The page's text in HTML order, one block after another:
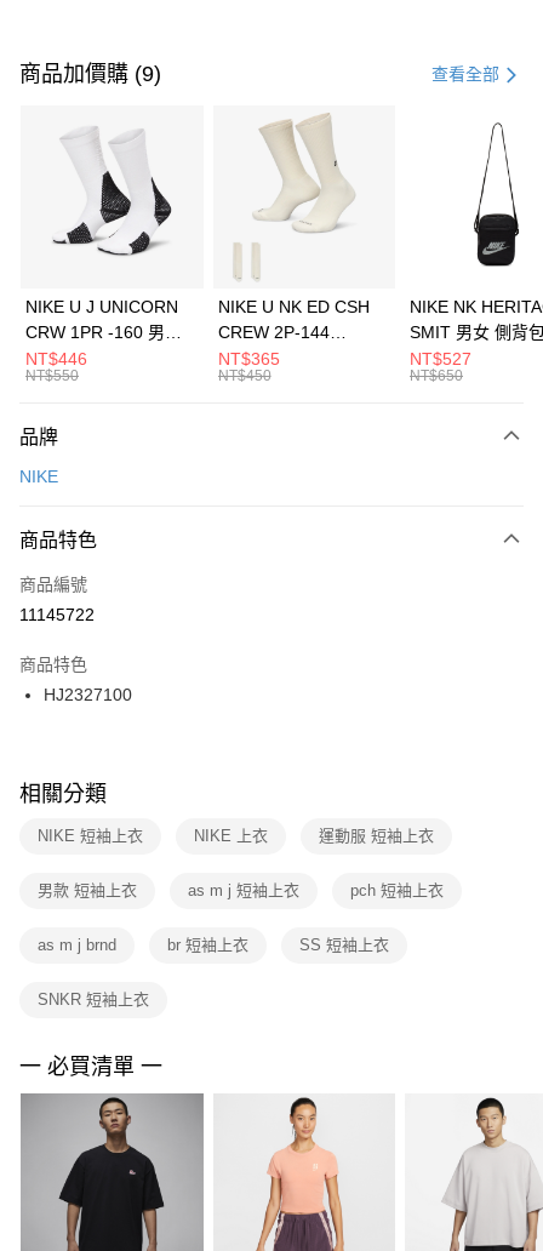
信用卡一次付款
3 期 0 利率 每期 21家銀行
合作金庫商業銀行
第一商業銀行
華南商業銀行
彰化商業銀行
上海商業儲蓄銀行
元大商業銀行
台灣樂天信用卡公司
Apple Pay
全盈+PAY
AFTEE先享後付
【關於「AFTEE先享後付」】
便利好安心！
３．安心：先確認商品／服務後，再付款。
【「AFTEE先享後付」結帳流程】
１．於結帳方式選擇「AFTEE先享後付」後，將跳轉至「AFTEE先享後付」
２．訂單成立數日內，您將收到繳費通知簡訊。
３．收到繳費通知簡訊後14天內，點擊此簡訊中的連結，可透過四大超商／
ATM／網路銀行／等多元方式進行付款，方視為交易完成。
※ 交易是否成功請以「AFTEE先享後付 」之結帳頁面顯示為準，若有關於
是否繳費成功／繳費後需取消欲退款等相關疑問，請聯繫「AFTEE先享後付
客戶支援中心」https://netprotections.freshdesk.com/support/home
１．透過由恩沛科技股份有限公司提供之「AFTEE先享後付」服務完成之交
權轉讓予恩沛科技股份有限公司。
３．未成年的使用者請事先徵得法定代理人或監護人之同意方可使用
４．使用「AFTEE先享後付」時，將依據個別帳號之用戶狀況，依本公司即
時審查核予不同之上限額度；若仍有額度不足之情形，本公司將視審查結果
請求用戶進行身份認證。
５．嚴禁一人註冊多個帳號或使用他人資訊註冊。若發現惡意使用之情形，
恩沛科技股份有限公司將有權停止該用戶之使用額度並採取法律行動。
運送方式
每筆NT$100，滿NT$1,500(含以上)免運費
宅配
每筆NT$100，滿NT$1,500(含以上)免運費
付款後門市自取
每筆NT$100，滿NT$1,500(含以上)免運費
商品加價購 (9) 查看全部
NIKE U J UNICORN
CRW 1PR -160 男女
中統襪 FZ3393100
NT$446
NT$550
NIKE U NK ED CSH
CREW 2P-144
EMBRDY 男女 短統襪
FZ3073133
NT$365
NT$450
NIKE NK
SMIT 男女 側背
BA5871010
NT$527
NT$650
品牌
NIKE
商品特色
商品編號
11145722
商品特色
HJ2327100
相關分類
NIKE 短袖上衣 NIKE 上衣 運動服 短袖上衣
男款 短袖上衣 as m j 短袖上衣 pch 短袖上衣
as m j brnd br 短袖上衣 SS 短袖上衣
SNKR 短袖上衣
一 必買清單 一